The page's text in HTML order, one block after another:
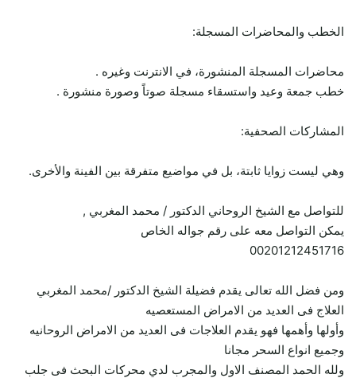
الخطب والمحاضرات المسجلة:
محاضرات المسجلة المنشورة، في الانترنت وغيره .
خطب جمعة وعيد واستسقاء مسجلة صوتاً وصورة منشورة .
المشاركات الصحفية:
وهي ليست زوايا ثابتة، بل في مواضيع متفرقة بين الفينة والأخرى.
للتواصل مع الشيخ الروحاني الدكتور / محمد المغربي ,
يمكن التواصل معه على رقم جواله الخاص
00201212451716
ومن فضل الله تعالى يقدم فضيلة الشيخ الدكتور /محمد المغربي
العلاج فى العديد من الامراض المستعصيه
وأولها وأهمها فهو يقدم العلاجات فى العديد من الامراض الروحانيه
وجميع انواع السحر مجانا
ولله الحمد المصنف الاول والمجرب لدي محركات البحث فى جلب